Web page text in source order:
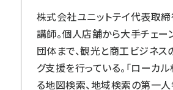
株式会社ユニットテイ代表取
講師。個人店舗から大手チェー
団体まで、観光と商工ビジネス
グ支援を行っている。「ローカ
る地図検索、地域検索の第一人